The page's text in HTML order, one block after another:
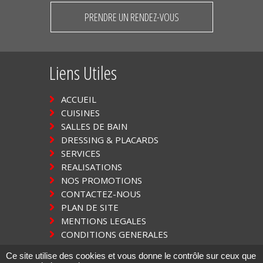
PRENDRE UN RENDEZ-VOUS
Liens Utiles
ACCUEIL
CUISINES
SALLES DE BAIN
DRESSING & PLACARDS
SERVICES
REALISATIONS
NOS PROMOTIONS
CONTACTEZ-NOUS
PLAN DE SITE
MENTIONS LEGALES
CONDITIONS GENERALES
Ce site utilise des cookies et vous donne le contrôle sur ceux que